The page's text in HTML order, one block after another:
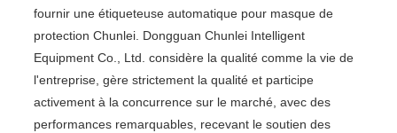
fournir une étiqueteuse automatique pour masque de
protection Chunlei. Dongguan Chunlei Intelligent
Equipment Co., Ltd. considère la qualité comme la vie de
l'entreprise, gère strictement la qualité et participe
activement à la concurrence sur le marché, avec des
performances remarquables, recevant le soutien des